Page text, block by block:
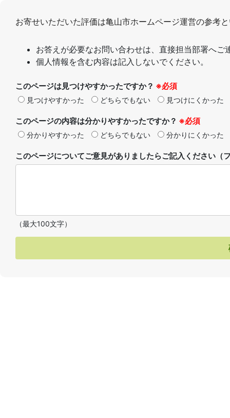
お寄せいただいた評価は亀山市ホームページ運営の参考
お答えが必要なお問い合わせは、直接担当部署へご
個人情報を含む内容は記入しないでください。
このページは見つけやすかったですか？ ※必須
見つけやすかった どちらでもない 見つけにくかった
このページの内容は分かりやすかったですか？ ※必須
分かりやすかった どちらでもない 分かりにくかった
このページについてご意見がありましたらご記入ください
（最大100文字）